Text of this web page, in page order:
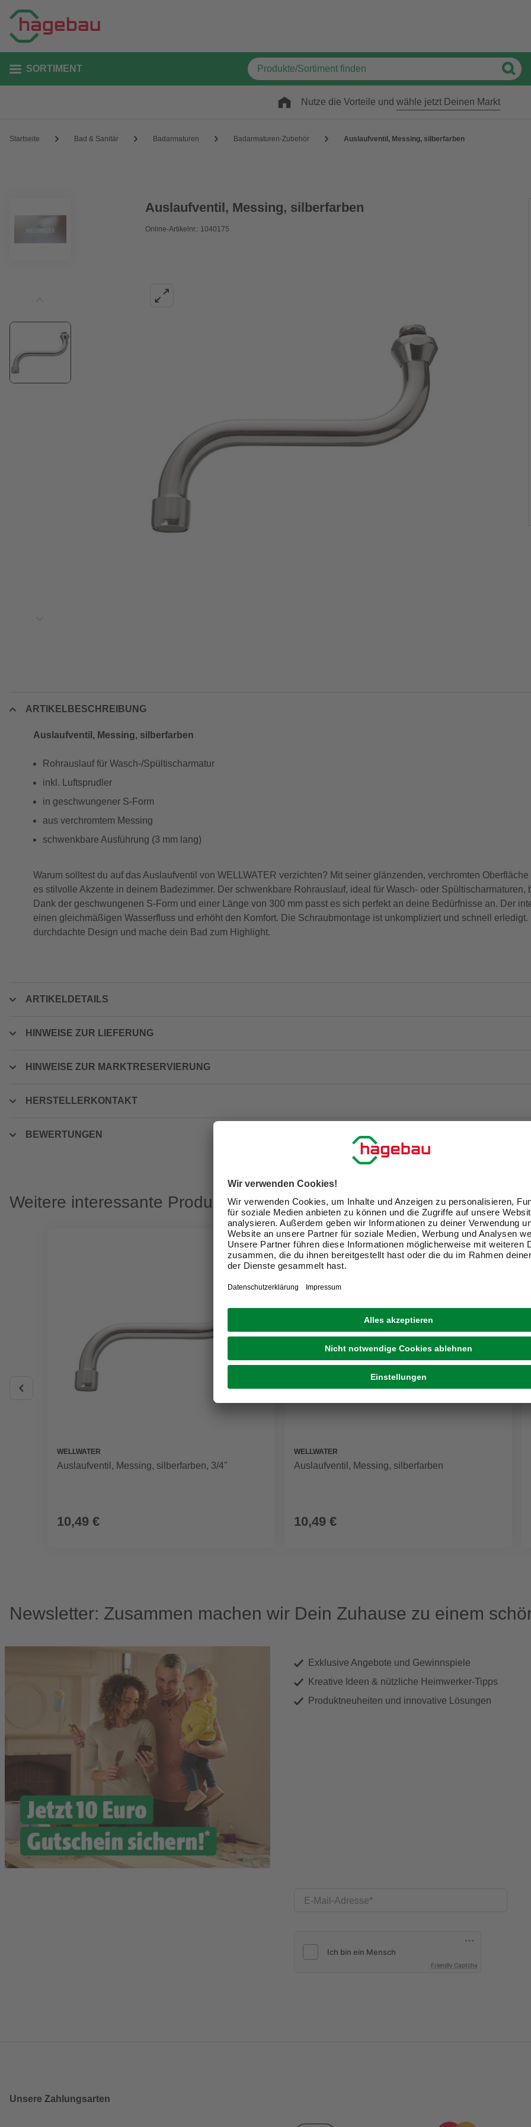
SORTIMENT
Nutze die Vorteile und wähle jetzt Deinen Markt
Startseite Bad & Sanitär Badarmaturen Badarmaturen-Zubehör Auslaufventil, Messing, silberfarben
Auslaufventil, Messing, silberfarben
Online-Artikelnr.: 1040175
ARTIKELBESCHREIBUNG
Auslaufventil, Messing, silberfarben
Rohrauslauf für Wasch-/Spültischarmatur
inkl. Luftsprudler
in geschwungener S-Form
aus verchromtem Messing
schwenkbare Ausführung (3 mm lang)
Warum solltest du auf das Auslaufventil von WELLWATER verzichten? Mit seiner glänzenden, verchromten
es stilvolle Akzente in deinem Badezimmer. Der schwenkbare Rohrauslauf, ideal für Wasch- oder Spültischarmaturen,
Dank der geschwungenen S-Form und einer Länge von 300 mm passt es sich perfekt an deine Bedürfnisse an. Der
einen gleichmäßigen Wasserfluss und erhöht den Komfort. Die Schraubmontage ist unkompliziert und schnell
durchdachte Design und mache dein Bad zum Highlight.
ARTIKELDETAILS
HINWEISE ZUR LIEFERUNG
HINWEISE ZUR MARKTRESERVIERUNG
HERSTELLERKONTAKT
BEWERTUNGEN
Weitere interessante Produkte
WELLWATER
Auslaufventil, Messing, silberfarben, 3/4"
10,49 €
WELLWATER
Auslaufventil, Messing, silberfarben
10,49 €
Newsletter: Zusammen machen wir Dein Zuhause zu einem
Exklusive Angebote und Gewinnspiele
Kreative Ideen & nützliche Heimwerker-Tipps
Produktneuheiten und innovative Lösungen
E-Mail-Adresse
Friendly Captcha
Unsere Zahlungsarten